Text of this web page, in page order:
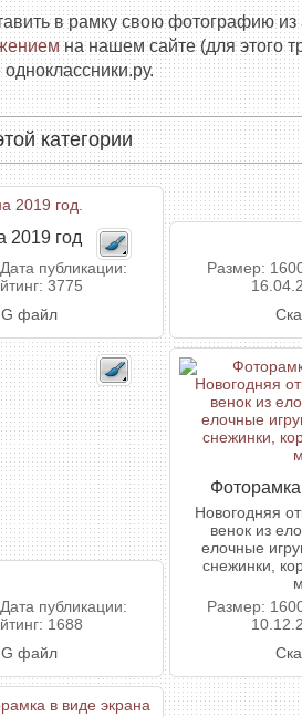
в рамку свою фотографию
на нашем сайте (для этого
категории
2019 год
публикации:
3775
файл
Размер:
публикации:
1688
файл
Новогодняя
венок из
елочные
снежинки,
Размер: